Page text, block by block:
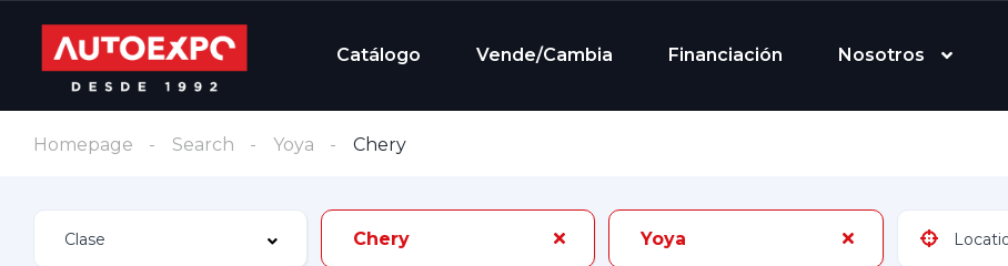
Catálogo Vende/Cambia Financiación Nosotros
Homepage Search Yoya Chery
Chery Yoya